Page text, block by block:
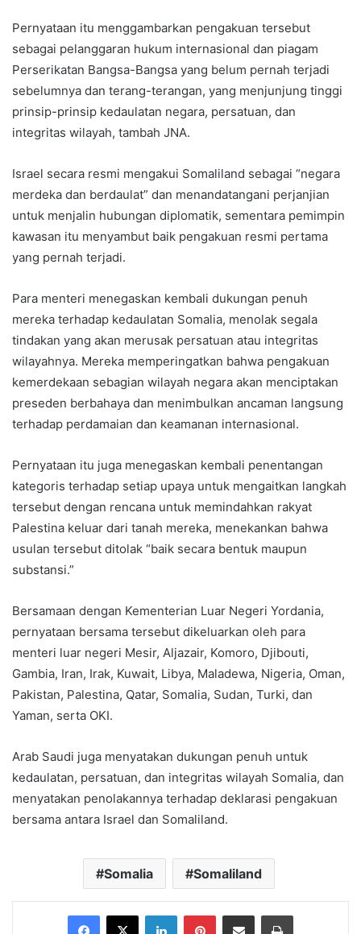
Pernyataan itu menggambarkan pengakuan tersebut
sebagai pelanggaran hukum internasional dan piagam
Perserikatan Bangsa-Bangsa yang belum pernah terjadi
sebelumnya dan terang-terangan, yang menjunjung tinggi
prinsip-prinsip kedaulatan negara, persatuan, dan
integritas wilayah, tambah JNA.
Israel secara resmi mengakui Somaliland sebagai “negara
merdeka dan berdaulat” dan menandatangani perjanjian
untuk menjalin hubungan diplomatik, sementara pemimpin
kawasan itu menyambut baik pengakuan resmi pertama
yang pernah terjadi.
Para menteri menegaskan kembali dukungan penuh
mereka terhadap kedaulatan Somalia, menolak segala
tindakan yang akan merusak persatuan atau integritas
wilayahnya. Mereka memperingatkan bahwa pengakuan
kemerdekaan sebagian wilayah negara akan menciptakan
preseden berbahaya dan menimbulkan ancaman langsung
terhadap perdamaian dan keamanan internasional.
Pernyataan itu juga menegaskan kembali penentangan
kategoris terhadap setiap upaya untuk mengaitkan langkah
tersebut dengan rencana untuk memindahkan rakyat
Palestina keluar dari tanah mereka, menekankan bahwa
usulan tersebut ditolak “baik secara bentuk maupun
substansi.”
Bersamaan dengan Kementerian Luar Negeri Yordania,
pernyataan bersama tersebut dikeluarkan oleh para
menteri luar negeri Mesir, Aljazair, Komoro, Djibouti,
Gambia, Iran, Irak, Kuwait, Libya, Maladewa, Nigeria, Oman,
Pakistan, Palestina, Qatar, Somalia, Sudan, Turki, dan
Yaman, serta OKI.
Arab Saudi juga menyatakan dukungan penuh untuk
kedaulatan, persatuan, dan integritas wilayah Somalia, dan
menyatakan penolakannya terhadap deklarasi pengakuan
bersama antara Israel dan Somaliland.
Somalia Somaliland
Facebook
X LinkedInPinterestShare via Email Print